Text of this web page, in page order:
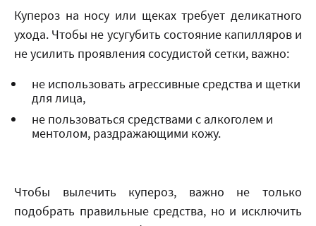
Купероз на носу или щеках требует деликатного
ухода. Чтобы не усугубить состояние капилляров и
не усилить проявления сосудистой сетки, важно:
не использовать агрессивные средства и щетки
для лица,
не пользоваться средствами с алкоголем и
ментолом, раздражающими кожу.
Чтобы вылечить купероз, важно не только
подобрать правильные средства, но и исключить